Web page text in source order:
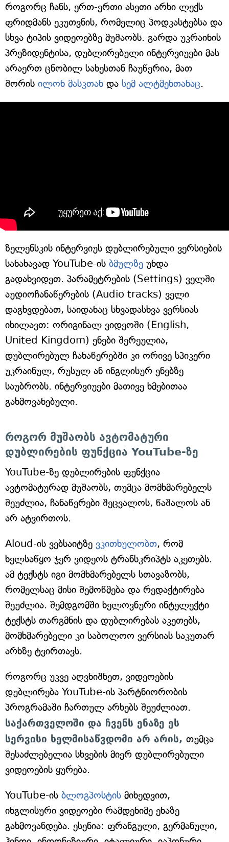
როგორც ჩანს, ერთ-ერთი ასეთი არხი ლექს
ფრიდმანს ეკუთვნის, რომელიც პოდკასტებსა და
სხვა ტიპის ვიდეოებზე მუშაობს. გარდა უკრაინის
პრეზიდენტისა, დუბლირებული ინტერვიუები მას
არაერთ ცნობილ სახესთან ჩაუწერია, მათ
შორის ილონ მასკთან და სემ ალტმენთანაც.
ზელენსკის ინტერვიუს დუბლირებული ვერსიების
სანახავად YouTube-ის ბმულზე უნდა
გადახვიდეთ. პარამეტრების (Settings) ველში
აუდიოჩანაწერების (Audio tracks) ველი
დაგხვდებათ, საიდანაც სხვადასხვა ვერსიას
იხილავთ: ორიგინალ ვიდეოში (English,
United Kingdom) ენები შერეულია,
დუბლირებულ ჩანაწერებში კი ორივე სპიკერი
უკრაინულ, რუსულ ან ინგლისურ ენებზე
საუბრობს. ინტერვიუები მათივე ხმებითაა
გახმოვანებული.
როგორ მუშაობს ავტომატური
დუბლირების ფუნქცია YouTube-ზე
YouTube-ზე დუბლირების ფუნქცია
ავტომატურად მუშაობს, თუმცა მომხმარებელს
შეუძლია, ჩანაწერები შეცვალოს, წაშალოს ან
არ ატვირთოს.
Aloud-ის ვებსაიტზე ვკითხულობთ, რომ
ხელსაწყო ჯერ ვიდეოს ტრანსკრიპტს აკეთებს.
ამ ტექსტს იგი მომხმარებელს სთავაზობს,
რომელსაც მისი შემოწმება და რედაქტირება
შეუძლია. შემდგომში ხელოვნური ინტელექტი
ტექსტს თარგმნის და დუბლირებას აკეთებს,
მომხმარებელი კი საბოლოო ვერსიას საკუთარ
არხზე ტვირთავს.
როგორც უკვე აღვნიშნეთ, ვიდეოების
დუბლირება YouTube-ის პარტნიორობის
პროგრამაში ჩართულ არხებს შეუძლიათ.
საქართველოში და ჩვენს ენაზე ეს
სერვისი ხელმისაწვდომი არ არის, თუმცა
შესაძლებელია სხვების მიერ დუბლირებული
ვიდეოების ყურება.
YouTube-ის ბლოგპოსტის მიხედვით,
ინგლისური ვიდეოები რამდენიმე ენაზე
გახმოვანდება. ესენია: ფრანგული, გერმანული,